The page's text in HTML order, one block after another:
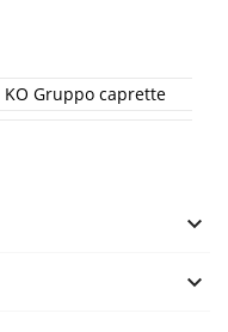
KO Gruppo caprette

